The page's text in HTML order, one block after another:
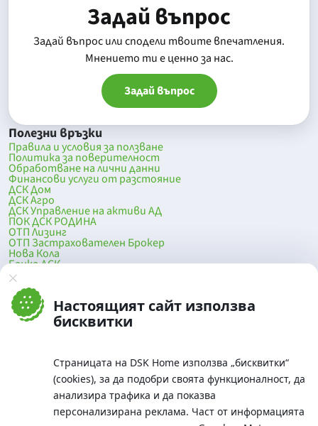
Настоящият сайт използва
бисквитки
Страницата на DSK Home използва „бисквитки“
(cookies), за да подобри своята функционалност, да
анализира трафика и да показва
персонализирана реклама. Част от информацията
Задай въпрос
Задай въпрос или сподели твоите впечатления.
Mнението ти е ценно за нас.
Задай въпрос
Полезни връзки
Правила и условия за ползване
Политика за поверителност
Обработване на лични данни
Финансови услуги от разстояние
ДСК Дом
ДСК Агро
ДСК Управление на активи АД
ПОК ДСК РОДИНА
ОТП Лизинг
ОТП Застрахователен Брокер
Нова Кола
Банка ДСК
DSK Mobile
Оферти за продажба от Банка ДСК
Клонова мрежа и банкомати
До началото на страницата